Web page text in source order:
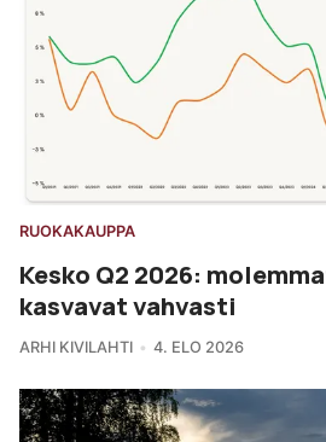
RUOKAKAUPPA
Kesko Q2 2026:
kasvavat vahvasti
ARHI KIVILAHTI 4. ELO 2026